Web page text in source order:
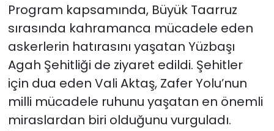
Program kapsamında, Büyük Taarruz
sırasında kahramanca mücadele eden
askerlerin hatırasını yaşatan Yüzbaşı
Agah Şehitliği de ziyaret edildi. Şehitler
için dua eden Vali Aktaş, Zafer Yolu’nun
milli mücadele ruhunu yaşatan en önemli
miraslardan biri olduğunu vurguladı.